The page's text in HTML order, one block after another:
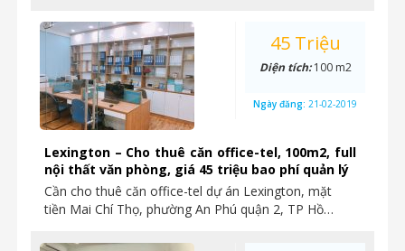
Lexington – Cho thuê căn office-tel, 100m2, full
nội thất văn phòng, giá 45 triệu bao phí quản lý
Cần cho thuê căn office-tel dự án Lexington, mặt
tiền Mai Chí Thọ, phường An Phú quận 2, TP Hồ…
45 Triệu
Diện tích:100 m2
Ngày đăng: 21-02-2019